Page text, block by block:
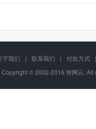
于我们 | 联系我们 | 付款方式
|
Copyright © 2002-2016 智网云,